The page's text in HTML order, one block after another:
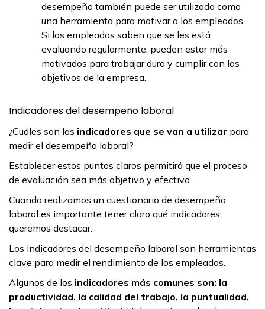
desempeño también puede ser utilizada como
una herramienta para motivar a los empleados.
Si los empleados saben que se les está
evaluando regularmente, pueden estar más
motivados para trabajar duro y cumplir con los
objetivos de la empresa.
Indicadores del desempeño laboral
¿Cuáles son los indicadores que se van a utilizar para
medir el desempeño laboral?
Establecer estos puntos claros permitirá que el proceso
de evaluación sea más objetivo y efectivo.
Cuando realizamos un cuestionario de desempeño
laboral es importante tener claro qué indicadores
queremos destacar.
Los indicadores del desempeño laboral son herramientas
clave para medir el rendimiento de los empleados.
Algunos de los indicadores más comunes son: la
productividad, la calidad del trabajo, la puntualidad,